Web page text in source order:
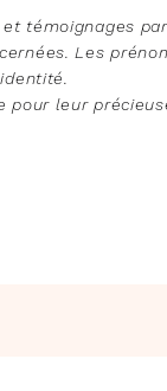
et témoignages
Les
pour leur